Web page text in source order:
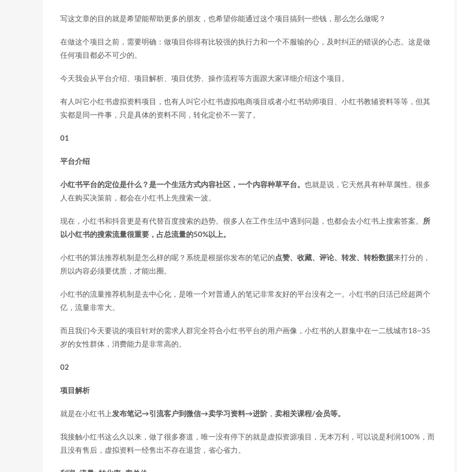
写这文章的目的就是希望能帮助更多的朋友，也希望你能通过这个项目搞到一些钱，那么怎么做呢？
在做这个项目之前，需要明确：做项目你得有比较强的执行力和一个不服输的心，及时纠正的错误的心态。这是做
任何项目都必不可少的。
今天我会从平台介绍、项目解析、项目优势、操作流程等方面跟大家详细介绍这个项目。
有人叫它小红书虚拟资料项目，也有人叫它小红书虚拟电商项目或者小红书幼师项目、小红书教辅资料等等，但其
实都是同一件事，只是具体的资料不同，转化定价不一罢了。
01
平台介绍
小红书平台的定位是什么？是一个生活方式内容社区，一个内容种草平台。 也就是说，它天然具有种草属性。很多
人在购买决策前，都会在小红书上先搜索一波。
现在，小红书和抖音更是有代替百度搜索的趋势。很多人在工作生活中遇到问题，也都会去小红书上搜索答案。 所
以小红书的搜索流量很重要，占总流量的50%以上。
小红书的算法推荐机制是怎么样的呢？系统是根据你发布的笔记的 点赞、收藏、评论、转发、转粉数据来打分的，
所以内容必须要优质，才能出圈。
小红书的流量推荐机制是去中心化，是唯一个对普通人的笔记非常友好的平台没有之一。小红书的日活已经超两个
亿，流量非常大。
而且我们今天要说的项目针对的需求人群完全符合小红书平台的用户画像，小红书的人群集中在一二线城市18~35
岁的女性群体，消费能力是非常高的。
02
项目解析
就是在小红书上发布笔记→引流客户到微信→卖学习资料→进阶 ， 卖相关课程/会员等。
我接触小红书这么久以来，做了很多赛道，唯一没有停下的就是虚拟资源项目，无本万利，可以说是利润100%，而
且没有售后，虚拟资料一经售出不存在退货，省心省力。